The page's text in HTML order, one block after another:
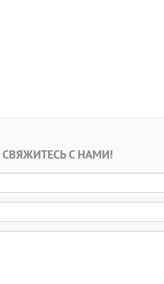
СВЯЖИТЕСЬ С НАМИ!